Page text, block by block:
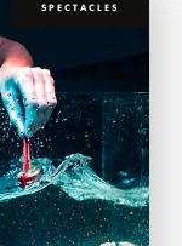
SPECTACLES